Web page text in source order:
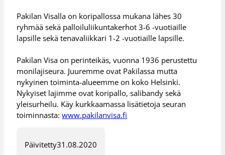
Pakilan Visalla on koripallossa mukana lähes 30
ryhmää sekä palloiluliikuntakerhot 3-6 -vuotiaille
lapsille sekä tenavaliikkari 1-2 -vuotiaille lapsille.
Pakilan Visa on perinteikäs, vuonna 1936 perustettu
monilajiseura. Juuremme ovat Pakilassa mutta
nykyinen toiminta-alueemme on koko Helsinki.
Nykyiset lajimme ovat koripallo, salibandy sekä
yleisurheilu. Käy kurkkaamassa lisätietoja seuran
toiminnasta:www.pakilanvisa.fi
Päivitetty31.08.2020